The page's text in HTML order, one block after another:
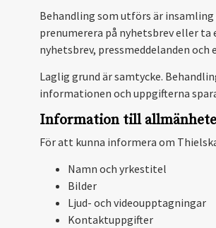
Behandling som utförs är
prenumerera på nyhetsbrev eller ta
nyhetsbrev, pressmeddelanden och
Laglig grund är samtycke.
informationen och uppgifterna
Information till
För att kunna informera om
Namn och yrkestitel
Bilder
Ljud- och videoupptagningar
Kontaktuppgifter